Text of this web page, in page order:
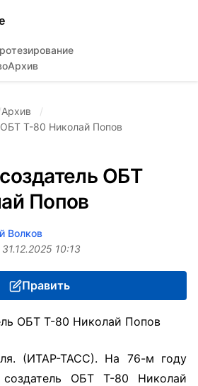
Архив
Архив
Т-80 Николай Попов
ОБТ
Попов
Волков
31.12.2025 10:13
Править
ОБТ Т-80 Николай Попов
(ИТАР-ТАСС). На 76-м году
создатель ОБТ Т-80 Николай